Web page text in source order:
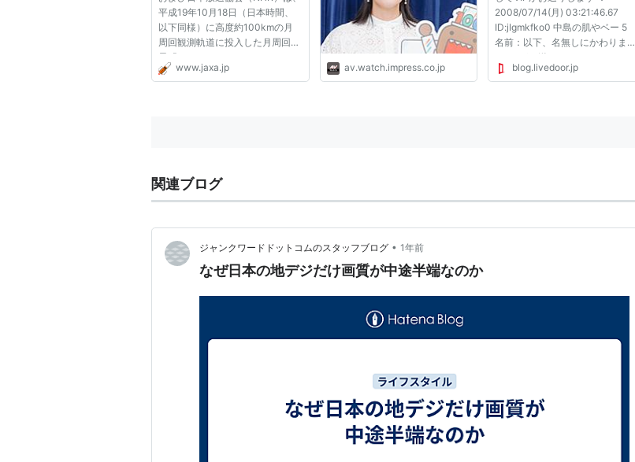
平成19年10月18日（日本時間、
以下同様）に高度約100kmの月
周回観測軌道に投入した月周回衛
星「かぐや（SELENE）」から、
世界初のハイビジョンによる月面
www.jaxa.jp av.watch.impress.co.jp
2008/07/14(月) 03:21:46.67
ID:jIgmkfko0 中島の肌やベー 5
名前：以下、名無しにかわりまし
てVIPがお送りします ：
2008/07/14(月) 03:24:44.79
blog.livedoor.jp
関連ブログ
ジャンクワードドットコムのスタッフブログ • 1年前
なぜ日本の地デジだけ画質が中途半端なのか